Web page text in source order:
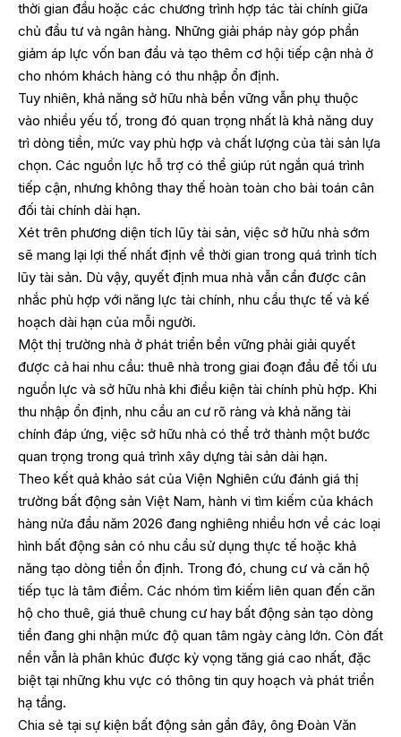
thời gian đầu hoặc các chương trình hợp tác tài chính giữa
chủ đầu tư và ngân hàng. Những giải pháp này góp phần
giảm áp lực vốn ban đầu và tạo thêm cơ hội tiếp cận nhà ở
cho nhóm khách hàng có thu nhập ổn định.
Tuy nhiên, khả năng sở hữu nhà bền vững vẫn phụ thuộc
vào nhiều yếu tố, trong đó quan trọng nhất là khả năng duy
trì dòng tiền, mức vay phù hợp và chất lượng của tài sản lựa
chọn. Các nguồn lực hỗ trợ có thể giúp rút ngắn quá trình
tiếp cận, nhưng không thay thế hoàn toàn cho bài toán cân
đối tài chính dài hạn.
Xét trên phương diện tích lũy tài sản, việc sở hữu nhà sớm
sẽ mang lại lợi thế nhất định về thời gian trong quá trình tích
lũy tài sản. Dù vậy, quyết định mua nhà vẫn cần được cân
nhắc phù hợp với năng lực tài chính, nhu cầu thực tế và kế
hoạch dài hạn của mỗi người.
Một thị trường nhà ở phát triển bền vững phải giải quyết
được cả hai nhu cầu: thuê nhà trong giai đoạn đầu để tối ưu
nguồn lực và sở hữu nhà khi điều kiện tài chính phù hợp. Khi
thu nhập ổn định, nhu cầu an cư rõ ràng và khả năng tài
chính đáp ứng, việc sở hữu nhà có thể trở thành một bước
quan trọng trong quá trình xây dựng tài sản dài hạn.
Theo kết quả khảo sát của Viện Nghiên cứu đánh giá thị
trường bất động sản Việt Nam, hành vi tìm kiếm của khách
hàng nửa đầu năm 2026 đang nghiêng nhiều hơn về các loại
hình bất động sản có nhu cầu sử dụng thực tế hoặc khả
năng tạo dòng tiền ổn định. Trong đó, chung cư và căn hộ
tiếp tục là tâm điểm. Các nhóm tìm kiếm liên quan đến căn
hộ cho thuê, giá thuê chung cư hay bất động sản tạo dòng
tiền đang ghi nhận mức độ quan tâm ngày càng lớn. Còn đất
nền vẫn là phân khúc được kỳ vọng tăng giá cao nhất, đặc
biệt tại những khu vực có thông tin quy hoạch và phát triển
hạ tầng.
Chia sẻ tại sự kiện bất động sản gần đây, ông Đoàn Văn